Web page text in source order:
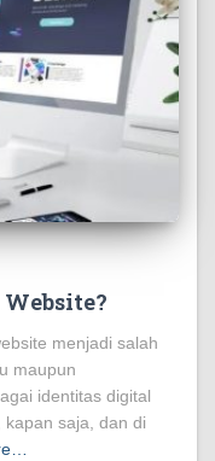
menjadi salah
maupun
identitas digital
saja, dan di